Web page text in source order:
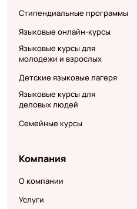
Стипендиальные программы
Языковые онлайн-курсы
Языковые курсы для
молодежи и взрослых
Детские языковые лагеря
Языковые курсы для
деловых людей
Семейные курсы
Компания
О компании
Услуги